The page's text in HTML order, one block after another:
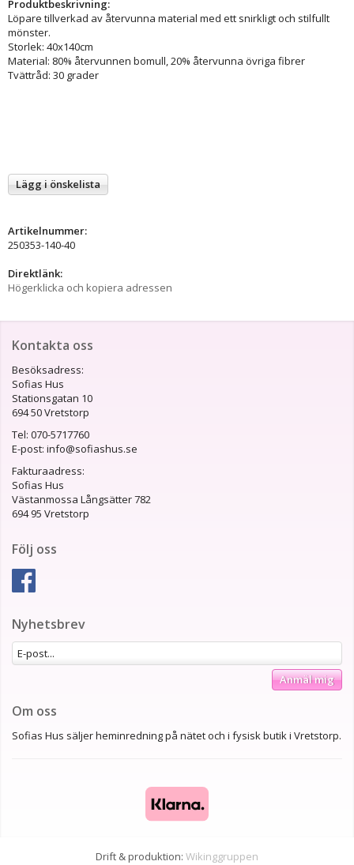
Produktbeskrivning:
Löpare tillverkad av återvunna material med ett snirkligt och stilfullt
mönster.
Storlek: 40x140cm
Material: 80% återvunnen bomull, 20% återvunna övriga fibrer
Tvättråd: 30 grader
Lägg i önskelista
Artikelnummer:
250353-140-40
Direktlänk:
Högerklicka och kopiera adressen
Kontakta oss
Besöksadress:
Sofias Hus
Stationsgatan 10
694 50 Vretstorp
Tel: 070-5717760
E-post: info@sofiashus.se
Fakturaadress:
Sofias Hus
Västanmossa Långsätter 782
694 95 Vretstorp
Följ oss
Nyhetsbrev
Anmäl mig
Om oss
Sofias Hus säljer heminredning på nätet och i fysisk butik i Vretstorp.
Drift & produktion: Wikinggruppen